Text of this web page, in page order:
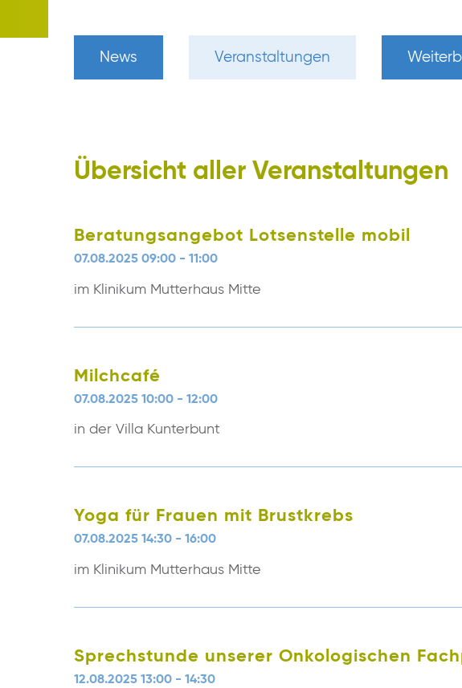
News Veranstaltungen
Übersicht aller Veranstaltungen
Beratungsangebot Lotsenstelle mobil
07.08.2025 09:00 - 11:00
im Klinikum Mutterhaus Mitte
Milchcafé
07.08.2025 10:00 - 12:00
in der Villa Kunterbunt
Yoga für Frauen mit Brustkrebs
07.08.2025 14:30 - 16:00
im Klinikum Mutterhaus Mitte
Sprechstunde unserer Onkologischen
12.08.2025 13:00 - 14:30